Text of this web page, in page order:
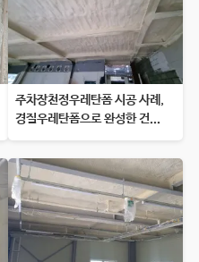
주차장천정우레탄폼 시공 사례,
경질우레탄폼으로 완성한 건...